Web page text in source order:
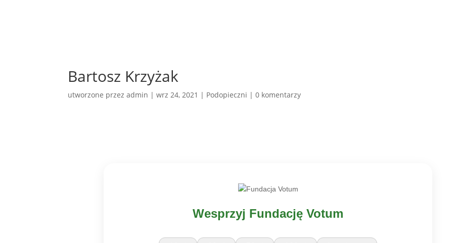
Bartosz Krzyżak
utworzone przezadmin |wrz 24, 2021 | Podopieczni |0 komentarzy
Wesprzyj Fundację Votum